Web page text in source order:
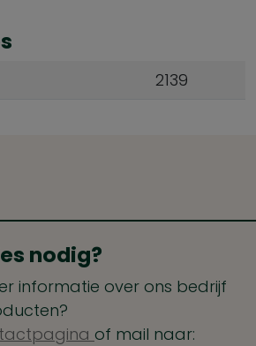
2139
nodig?
informatie over ons bedrijf
of mail naar: